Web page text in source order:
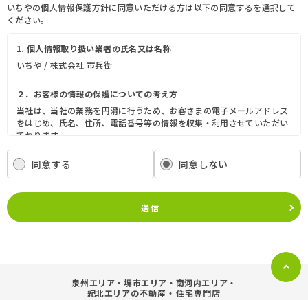
いちやの個人情報保護方針に同意いただける方は以下の同意するを選択して
ください。
1. 個人情報取り扱い業者の氏名又は名称
いちや / 株式会社 市兵衛
２．お客様の情報の保護についての考え方
当社は、当社の業務を円滑に行うため、お客さまの電子メールアドレス
をはじめ、氏名、住所、電話番号等の情報を収集・利用させていただい
ております。
当社は、これらのお客さまの個人情報（以下「お客さま情報」といいま
す。）の適正な保護を重大な責務と認識し、この責務を果たすために、
次の方針の下でお客さま情報を取り扱います。
(1) お客さま情報に適用される個人情報の保護に関する法律その他の関
係法令を遵守し、適切に取り扱います。また、適宜取扱いの改善に努め
(3) お客さま情報の収集に際しては、利用目的を特定して通知または公
表し、その利用目的にしたがってお客さま情報を取り扱います。
(4) お客さま情報の漏洩、紛失、改ざん等を防止するために必要な 対策
同意する 同意しない
送信
泉州エリア・堺市エリア・南河内エリア・
紀北エリアの不動産・住宅専門店